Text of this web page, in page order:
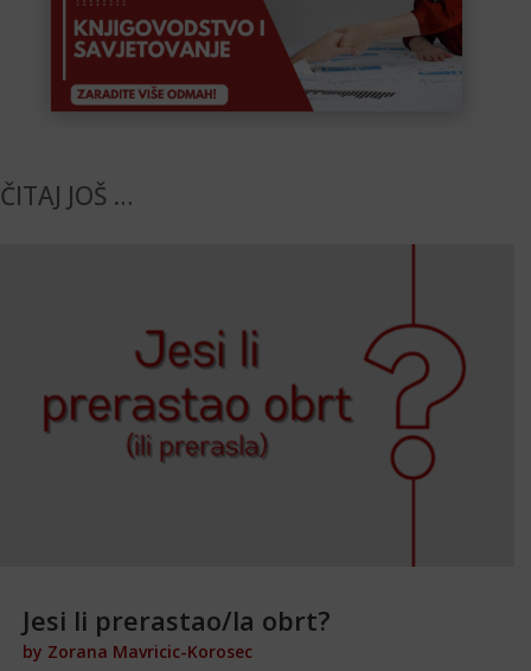
ČITAJ JOŠ …
Jesi li prerastao/la obrt?
by Zorana Mavricic-Korosec